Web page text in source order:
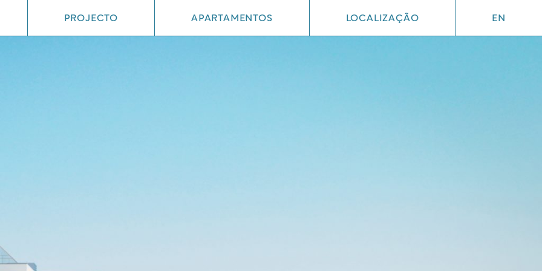
PROJECTO APARTAMENTOS LOCALIZAÇÃO EN